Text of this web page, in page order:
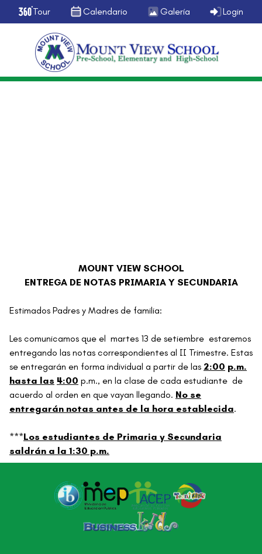
Tour Calendario Galería Login
MOUNT VIEW SCHOOL
ENTREGA DE NOTAS PRIMARIA Y SECUNDARIA
Estimados Padres y Madres de familia:
Les comunicamos que el martes 13 de setiembre estaremos
entregando las notas correspondientes al II Trimestre. Estas
se entregarán en forma individual a partir de las 2:00 p.m.
hasta las 4:00 p.m., en la clase de cada estudiante de
acuerdo al orden en que vayan llegando. No se
entregarán notas antes de la hora establecida.
***Los estudiantes de Primaria y Secundaria
saldrán a la 1:30 p.m.